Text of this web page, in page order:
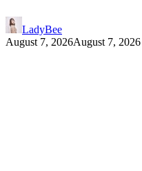
LadyBee
August 7, 2026August 7, 2026